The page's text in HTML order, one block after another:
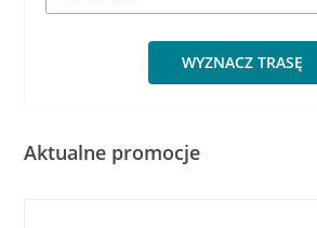
WYZNACZ TRASĘ
Aktualne promocje